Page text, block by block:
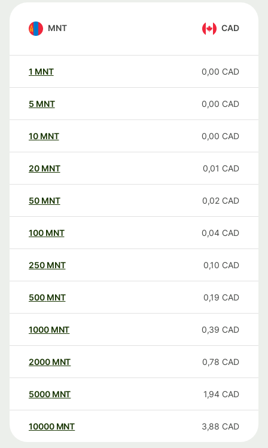
MNT CAD
1 MNT 0,00 CAD
5 MNT 0,00 CAD
10 MNT 0,00 CAD
20 MNT 0,01 CAD
50 MNT 0,02 CAD
100 MNT 0,04 CAD
250 MNT 0,10 CAD
500 MNT 0,19 CAD
1000 MNT 0,39 CAD
2000 MNT 0,78 CAD
5000 MNT 1,94 CAD
10000 MNT 3,88 CAD